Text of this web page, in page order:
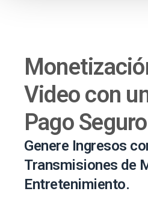
Video con
Pago Seguro
Genere Ingresos
Transmisiones de
Entretenimiento.